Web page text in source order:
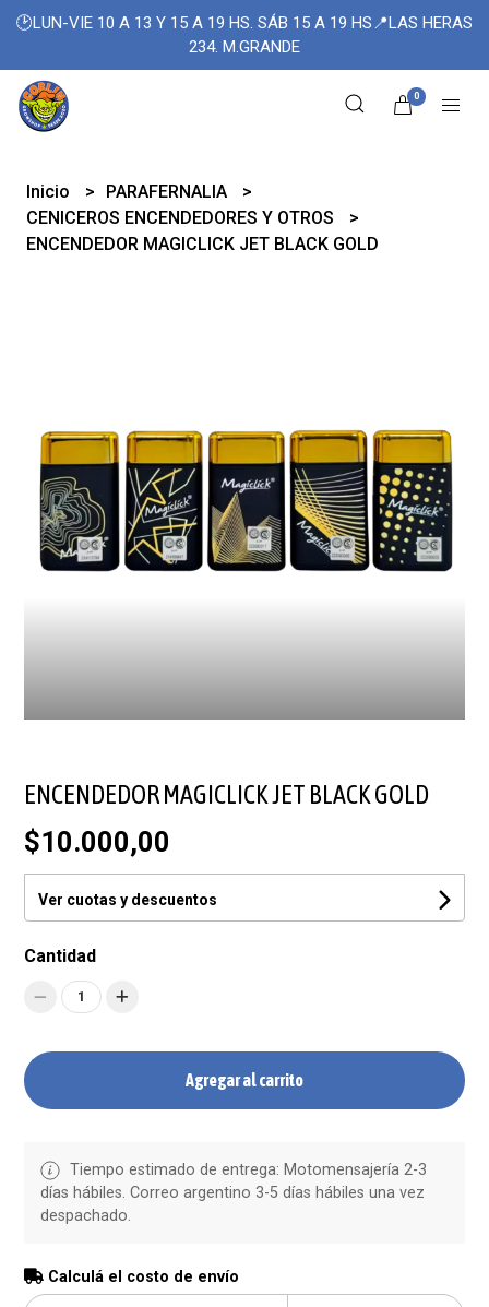
🕑LUN-VIE 10 A 13 Y 15 A 19 HS. SÁB 15 A 19 HS📍LAS HERAS
234. M.GRANDE
0
Inicio
PARAFERNALIA
CENICEROS ENCENDEDORES Y OTROS
ENCENDEDOR MAGICLICK JET BLACK GOLD
ENCENDEDOR MAGICLICK JET BLACK GOLD
$10.000,00
Ver cuotas y descuentos
Cantidad
1
Agregar al carrito
Tiempo estimado de entrega: Motomensajería 2-3
días hábiles. Correo argentino 3-5 días hábiles una vez
despachado.
Calculá el costo de envío